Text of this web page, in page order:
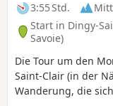
3:55 Std.
Start in Dingy-
Savoie)
Die Tour um den
Saint-Clair (in der
Wanderung, die